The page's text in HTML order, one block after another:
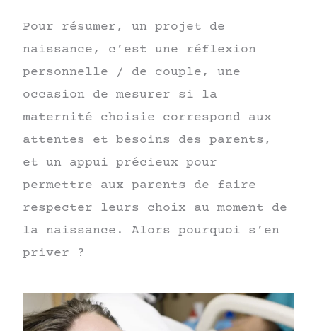
Pour résumer, un projet de
naissance, c’est une réflexion
personnelle / de couple, une
occasion de mesurer si la
maternité choisie correspond aux
attentes et besoins des parents,
et un appui précieux pour
permettre aux parents de faire
respecter leurs choix au moment de
la naissance. Alors pourquoi s’en
priver ?